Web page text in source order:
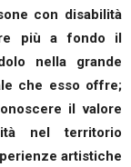
con disabilità
più a fondo il
nella grande
che esso offre;
il valore
nel territorio
artistiche